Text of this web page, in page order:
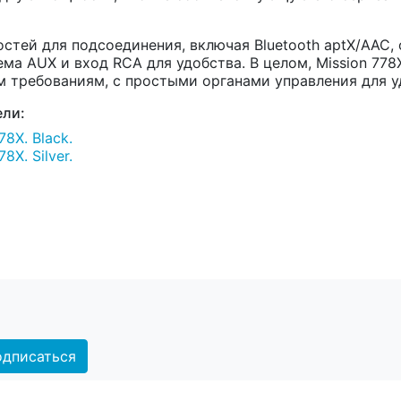
для подсоединения, включая Bluetooth aptX/AAC,
AUX и вход RCA для удобства. В целом, Mission
с простыми органами управления для
Black.
Silver.